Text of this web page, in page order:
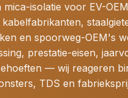
isolatie voor EV-
en spoorweg-OEM's
prestatie-eisen,
— wij reageren
TDS en